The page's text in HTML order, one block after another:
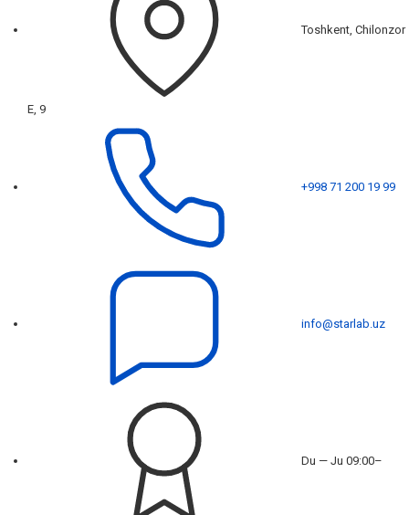
Toshkent, Chilonzor
E, 9
+998 71 200 19 99
info@starlab.uz
Du — Ju 09:00–